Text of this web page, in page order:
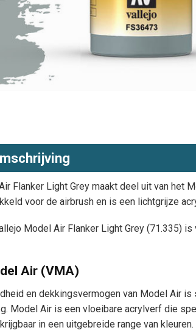
Flanker Light Grey maakt deel uit van het
voor de airbrush en is een lichtgrijze
Model Air Flanker Light Grey (71.335)
Air (VMA)
en dekkingsvermogen van Model Air
Model Air is een vloeibare acrylverf die
in een uitgebreide range van